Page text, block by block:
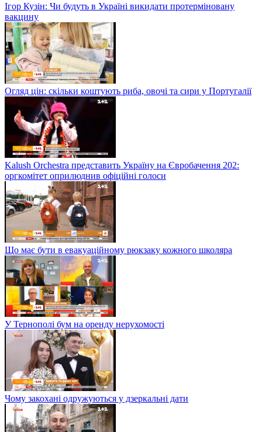
Ігор Кузін: Чи будуть в Україні викидати протерміновану
вакцину
Огляд цін: скільки коштують риба, овочі та сири у Португалії
Kalush Orchestra представить Україну на Євробачення 202:
оргкомітет оприлюднив офіційні голоси
Що має бути в евакуаційному рюкзаку кожного школяра
У Тернополі бум на оренду нерухомості
Чому закохані одружуються у дзеркальні дати